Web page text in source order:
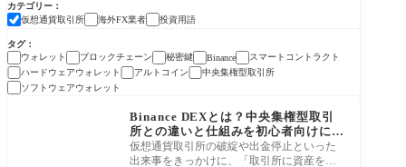
カテゴリー
仮想通貨取引所
海外FX業者 投資用語
タグ
ウォレット
ブロックチェーン 秘密鍵 Binance
スマートコントラクト
ハードウェアウォレット
アルトコイン
中央集権型取引所
ソフトウェアウォレット
仮想通貨取引所
Binance DEXとは？中央集権型取引
所との違いと仕組みを初心者向けに解
説
仮想通貨取引所の破綻や出金停止といった
出来事をきっかけに、「取引所に資産を預